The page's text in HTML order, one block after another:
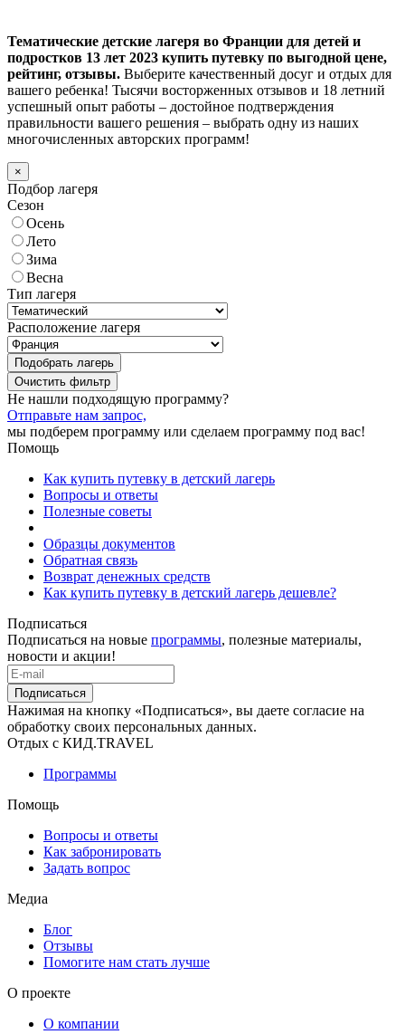
Тематические детские лагеря во Франции для детей и
подростков 13 лет 2023 купить путевку по выгодной цене,
рейтинг, отзывы. Выберите качественный досуг и отдых для
вашего ребенка! Тысячи восторженных отзывов и 18 летний
успешный опыт работы – достойное подтверждения
правильности вашего решения – выбрать одну из наших
многочисленных авторских программ!
×
Подбор лагеря
Сезон
Осень
Лето
Зима
Весна
Тип лагеря
Расположение лагеря
Подобрать лагерь
Не нашли подходящую программу?
Отправьте нам запрос,
мы подберем программу или сделаем программу под вас!
Помощь
Как купить путевку в детский лагерь
Вопросы и ответы
Полезные советы
Образцы документов
Обратная связь
Возврат денежных средств
Как купить путевку в детский лагерь дешевле?
Подписаться
Подписаться на новые программы, полезные материалы,
новости и акции!
Подписаться
Нажимая на кнопку «Подписаться», вы даете согласие на
обработку своих персональных данных.
Отдых с КИД.TRAVEL
Программы
Помощь
Вопросы и ответы
Как забронировать
Задать вопрос
Медиа
Блог
Отзывы
Помогите нам стать лучше
О проекте
О компании